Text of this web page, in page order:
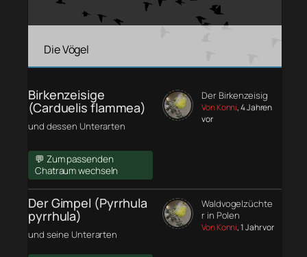
Die Vögel
Birkenzeisige
(Carduelis flammea)
und dessen Unterarten
💬 Zum passenden
Chatraum wechseln
Der Birkenzeisig
Von Konni, 4 Jahren
vor
Der Gimpel (Pyrrhula
pyrrhula)
und seine Unterarten
Waldvogelzüchte
r in Polen
Von Konni, 1 Jahr vor